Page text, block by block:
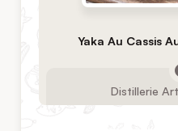
Yaka Au Cassis
Distillerie